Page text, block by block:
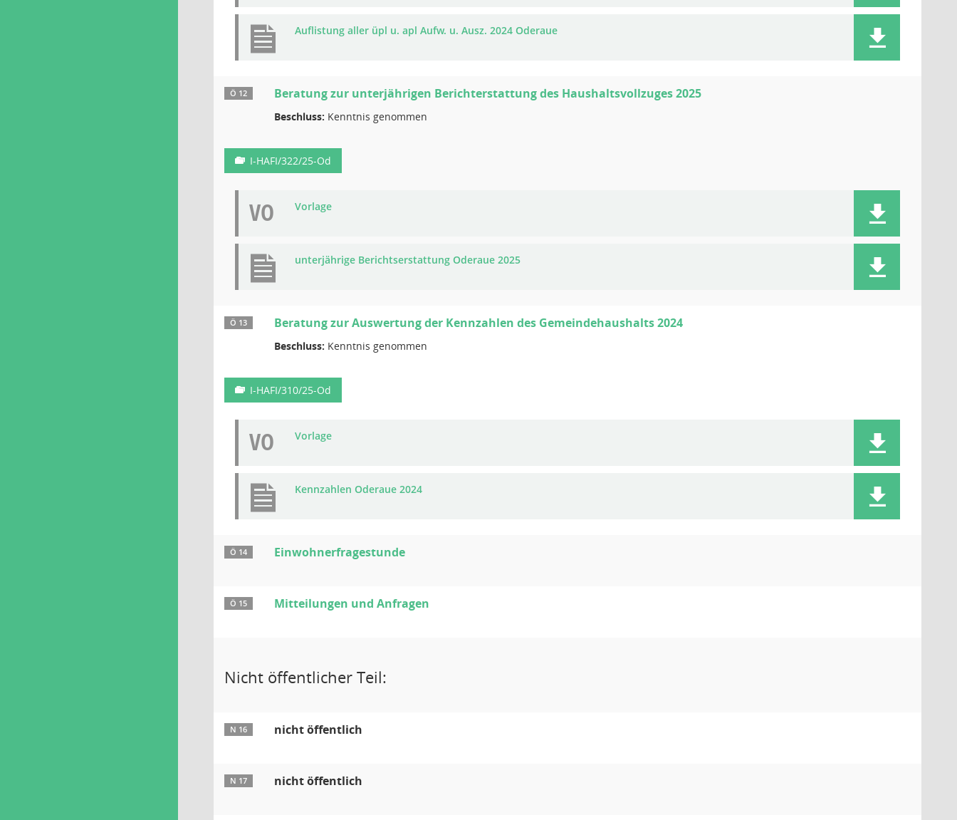
Auflistung aller üpl u. apl Aufw. u. Ausz. 2024 Oderaue
Ö 12 Beratung zur unterjährigen Berichterstattung des Haushaltsvollzuges 2025
Beschluss: Kenntnis genommen
I-HAFI/322/25-Od
VO Vorlage
unterjährige Berichtserstattung Oderaue 2025
Ö 13 Beratung zur Auswertung der Kennzahlen des Gemeindehaushalts 2024
Beschluss: Kenntnis genommen
I-HAFI/310/25-Od
VO Vorlage
Kennzahlen Oderaue 2024
Ö 14 Einwohnerfragestunde
Ö 15 Mitteilungen und Anfragen
Nicht öffentlicher Teil:
N 16 nicht öffentlich
N 17 nicht öffentlich